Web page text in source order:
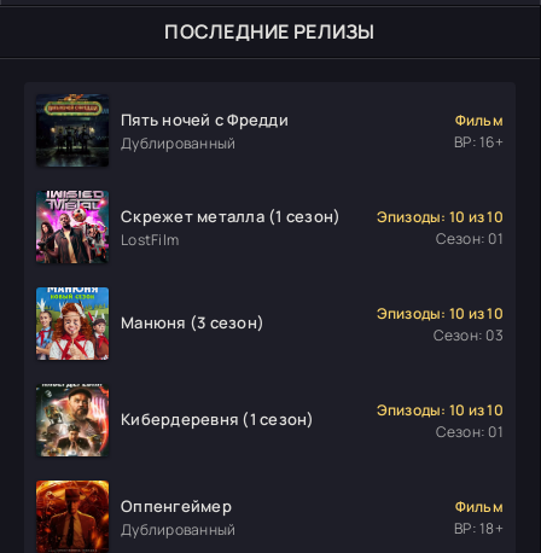
ПОСЛЕДНИЕ РЕЛИЗЫ
Пять ночей с Фредди
Дублированный
Фильм
ВР: 16+
Скрежет металла (1 сезон)
LostFilm
Эпизоды: 10 из 10
Сезон: 01
Манюня (3 сезон)
Эпизоды: 10 из 10
Сезон: 03
Кибердеревня (1 сезон)
Эпизоды: 10 из 10
Сезон: 01
Оппенгеймер
Дублированный
Фильм
ВР: 18+